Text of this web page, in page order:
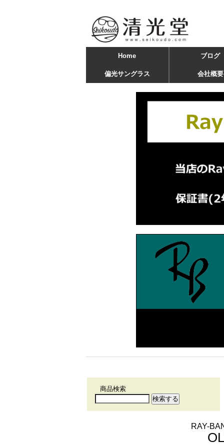
Home ブログ
偏光サングラス 会社概要
商品検索
RAY-